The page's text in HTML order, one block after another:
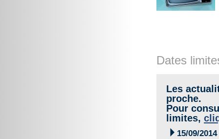
Dates
Les
proche.
Pour
limites,
 15/09/2014